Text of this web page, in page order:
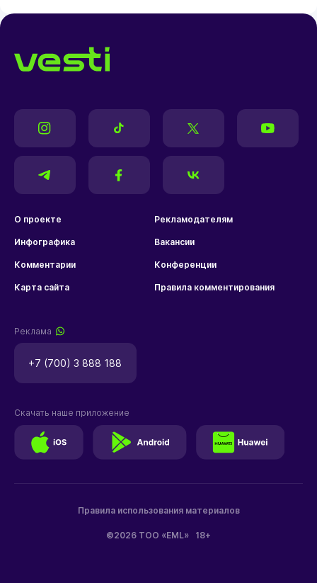
О проекте Рекламодателям
Инфографика Вакансии
Комментарии Конференции
Карта сайта Правила комментирования
Реклама
+7 (700) 3 888 188
©2026 ТОО «EML» 18+
Правила использования материалов
Скачать наше приложение